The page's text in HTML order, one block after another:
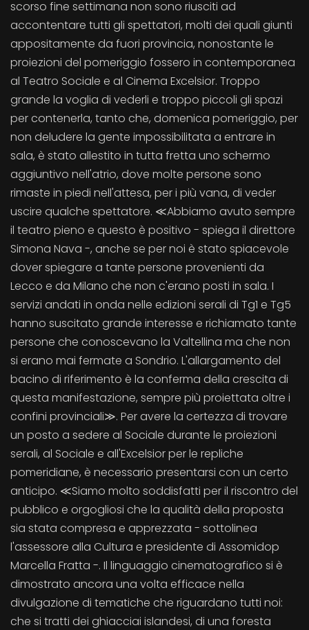
scorso fine settimana non sono riusciti ad
accontentare tutti gli spettatori, molti dei quali giunti
appositamente da fuori provincia, nonostante le
proiezioni del pomeriggio fossero in contemporanea
al Teatro Sociale e al Cinema Excelsior. Troppo
grande la voglia di vederli e troppo piccoli gli spazi
per contenerla, tanto che, domenica pomeriggio, per
non deludere la gente impossibilitata a entrare in
sala, è stato allestito in tutta fretta uno schermo
aggiuntivo nell'atrio, dove molte persone sono
rimaste in piedi nell'attesa, per i più vana, di veder
uscire qualche spettatore. ≪Abbiamo avuto sempre
il teatro pieno e questo è positivo - spiega il direttore
Simona Nava -, anche se per noi è stato spiacevole
dover spiegare a tante persone provenienti da
Lecco e da Milano che non c'erano posti in sala. I
servizi andati in onda nelle edizioni serali di Tg1 e Tg5
hanno suscitato grande interesse e richiamato tante
persone che conoscevano la Valtellina ma che non
si erano mai fermate a Sondrio. L'allargamento del
bacino di riferimento è la conferma della crescita di
questa manifestazione, sempre più proiettata oltre i
confini provinciali≫. Per avere la certezza di trovare
un posto a sedere al Sociale durante le proiezioni
serali, al Sociale e all'Excelsior per le repliche
pomeridiane, è necessario presentarsi con un certo
anticipo. ≪Siamo molto soddisfatti per il riscontro del
pubblico e orgogliosi che la qualità della proposta
sia stata compresa e apprezzata - sottolinea
l'assessore alla Cultura e presidente di Assomidop
Marcella Fratta -. Il linguaggio cinematografico si è
dimostrato ancora una volta efficace nella
divulgazione di tematiche che riguardano tutti noi:
che si tratti dei ghiacciai islandesi, di una foresta